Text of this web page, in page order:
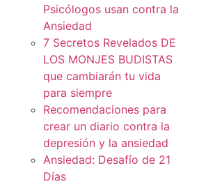
Psicólogos usan contra la
Ansiedad
7 Secretos Revelados DE
LOS MONJES BUDISTAS
que cambiarán tu vida
para siempre
Recomendaciones para
crear un diario contra la
depresión y la ansiedad
Ansiedad: Desafío de 21
Días